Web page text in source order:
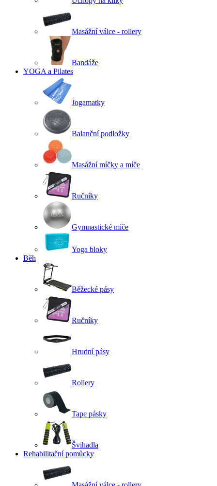
Masážní válce - rollery
Bandáže
YOGA a Pilates
Jogamatky
Balanční podložky
Masážní míčky a míče
Ručníky
Gymnastické míče
Yoga bloky
Běh
Běžecké pásy
Ručníky
Hrudní pásy
Rollery
Tape pásky
Švihadla
Rehabilitační pomůcky